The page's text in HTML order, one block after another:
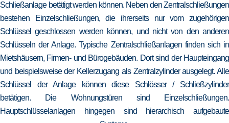
Schließanlage betätigt werden können. Neben den Zentralschließungen
bestehen Einzelschließungen, die ihrerseits nur vom zugehörigen
Schlüssel geschlossen werden können, und nicht von den anderen
Schlüsseln der Anlage. Typische Zentralschließanlagen finden sich in
Mietshäusern, Firmen- und Bürogebäuden. Dort sind der Haupteingang
und beispielsweise der Kellerzugang als Zentralzylinder ausgelegt. Alle
Schlüssel der Anlage können diese Schlösser / Schließzylinder
betätigen. Die Wohnungstüren sind Einzelschließungen.
Hauptschlüsselanlagen hingegen sind hierarchisch aufgebaute